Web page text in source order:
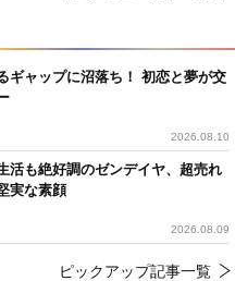
ギャップに沼落ち！ 初恋と夢が交
2026.08.10
活も絶好調のゼンデイヤ、超売れ
実な素顔
2026.08.09
ピックアップ記事一覧